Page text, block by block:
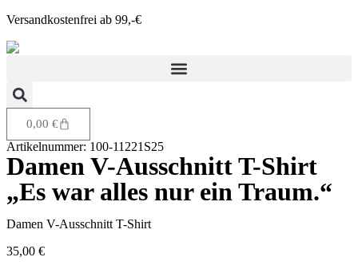
Versandkostenfrei ab 99,-€
0,00 €
Artikelnummer: 100-11221S25
Damen V-Ausschnitt T-Shirt
„Es war alles nur ein Traum.“
Damen V-Ausschnitt T-Shirt
35,00 €